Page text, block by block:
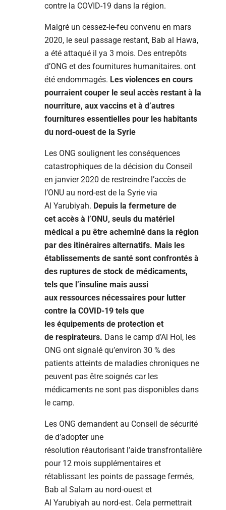
contre la COVID-19 dans la région.
Malgré un cessez-le-feu convenu en mars
2020, le seul passage restant, Bab al Hawa,
a été attaqué il ya 3 mois. Des entrepôts
d’ONG et des fournitures humanitaires. ont
été endommagés. Les violences en cours
pourraient couper le seul accès restant à la
nourriture, aux vaccins et à d’autres
fournitures essentielles pour les habitants
du nord-ouest de la Syrie
Les ONG soulignent les conséquences
catastrophiques de la décision du Conseil
en janvier 2020 de restreindre l’accès de
l’ONU au nord-est de la Syrie via
Al Yarubiyah. Depuis la fermeture de
cet accès à l’ONU, seuls du matériel
médical a pu être acheminé dans la région
par des itinéraires alternatifs. Mais les
établissements de santé sont confrontés à
des ruptures de stock de médicaments,
tels que l’insuline mais aussi
aux ressources nécessaires pour lutter
contre la COVID-19 tels que
les équipements de protection et
de respirateurs. Dans le camp d’Al Hol, les
ONG ont signalé qu’environ 30 % des
patients atteints de maladies chroniques ne
peuvent pas être soignés car les
médicaments ne sont pas disponibles dans
le camp.
Les ONG demandent au Conseil de sécurité
de d’adopter une
résolution réautorisant l’aide transfrontalière
pour 12 mois supplémentaires et
rétablissant les points de passage fermés,
Bab al Salam au nord-ouest et
Al Yarubiyah au nord-est. Cela permettrait